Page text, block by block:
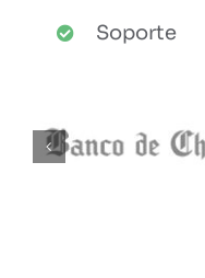
Soporte